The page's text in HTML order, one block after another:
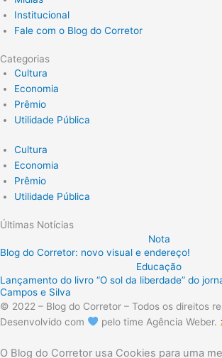
Institucional
Fale com o Blog do Corretor
Categorias
Cultura
Economia
Prêmio
Utilidade Pública
Cultura
Economia
Prêmio
Utilidade Pública
Últimas Notícias
Nota
Blog do Corretor: novo visual e endereço!
Educação
Lançamento do livro “O sol da liberdade” do
Campos e Silva
© 2022 – Blog do Corretor – Todos os direitos
Desenvolvido com
pelo time Agência Weber.
O Blog do Corretor usa Cookies para uma